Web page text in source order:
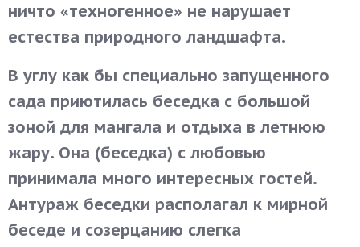
ничто «техногенное» не нарушает
естества природного ландшафта.
В углу как бы специально запущенного
сада приютилась беседка с большой
зоной для мангала и отдыха в летнюю
жару. Она (беседка) с любовью
принимала много интересных гостей.
Антураж беседки располагал к мирной
беседе и созерцанию слегка